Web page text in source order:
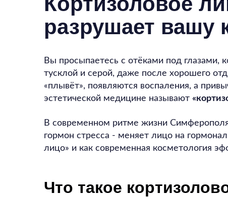
разрушает вашу
Вы просыпаетесь с отёками под глазами,
тусклой и серой, даже после хорошего
«плывёт», появляются воспаления, а
эстетической медицине называют
В современном ритме жизни
гормон стресса - меняет лицо на
лицо» и как современная косметология
Что такое